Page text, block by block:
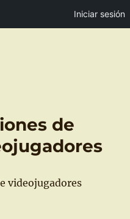
Iniciar sesión
de
videojugadores